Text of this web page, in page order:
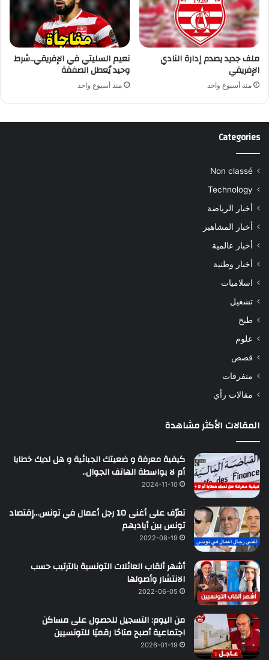
ملف جديد يصدم إدارة النادي
الإفريقي
منذ أسبوع واحد
نعيم السليتي في الإفريقي..شرط
وحيد يُعطل الصفقة
منذ أسبوع واحد
Categories
Non classé
Technology
أخبار الرياضة
أخبار المشاهير
أخبار عالمية
أخبار وطنية
اسلاميات
تشغيل
طبخ
علوم
قصص
متفرقات
مقالات رأي
المقالات الأكثر مشاهدة
كيفية معرفة و ضعيتك الجبائية و هل لديك خطايا
أم لا بواسطة الهاتف الجوال..
2024-11-10
تعرّف على أغنى 10 رجل أعمال في تونس…إقتصاد
تونس بين أياديهم
2022-08-19
أشهر ألقاب العائلات التونسية بالترتيب حسب
الانتشار وأصولها
2022-06-05
من اليوم: التسجيل للحصول على مساكن
اجتماعية أصبح متاحًا رقميًا للتونسيين
2026-01-19